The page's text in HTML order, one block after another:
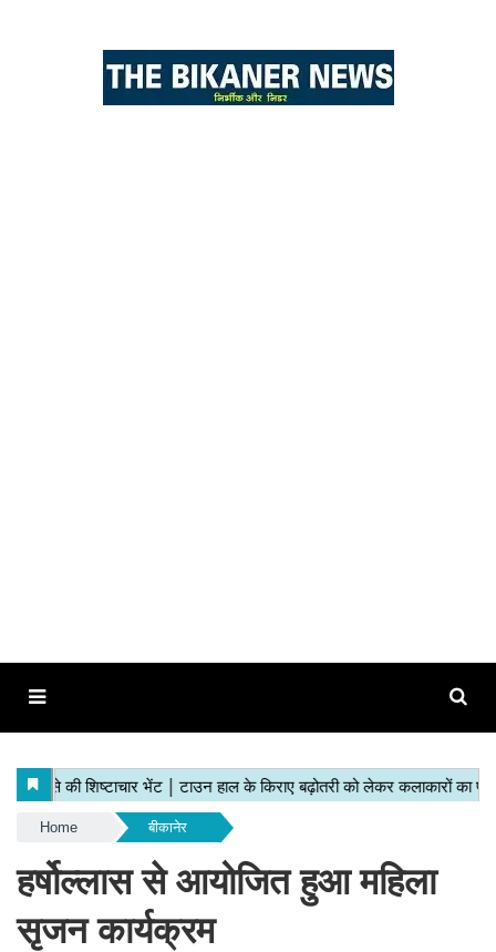
Home बीकानेर
हर्षोल्लास से आयोजित हुआ महिला
सृजन कार्यक्रम